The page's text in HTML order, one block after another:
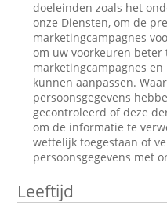
doeleinden zoals het
onze Diensten, om de
marketingcampagnes
om uw voorkeuren beter
marketingcampagnes
kunnen aanpassen.
persoonsgegevens
gecontroleerd of deze
om de informatie te
wettelijk toegestaan of
persoonsgegevens met
Leeftijd